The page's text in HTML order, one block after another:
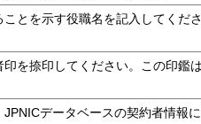
とを示す役職名を記入してくださ
を捺印してください。この印鑑
データベースの契約者情報